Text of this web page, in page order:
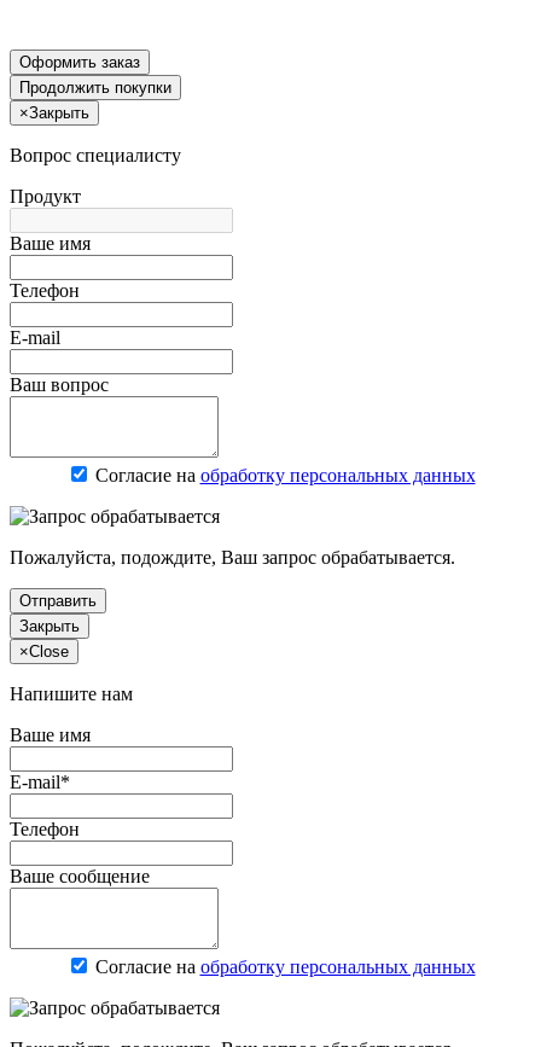
Оформить заказ
Продолжить покупки
×Закрыть
Вопрос специалисту
Продукт
Ваше имя
Телефон
E-mail
Ваш вопрос
Согласие на обработку персональных данных
Пожалуйста, подождите, Ваш запрос обрабатывается.
Отправить
Закрыть
×Close
Напишите нам
Ваше имя
E-mail*
Телефон
Ваше сообщение
Согласие на обработку персональных данных